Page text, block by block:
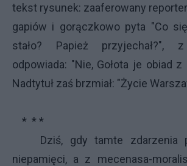
tekst rysunek: zaaferowany
gapiów i gorączkowo pyta "Co
stało? Papież przyjechał?",
odpowiada: "Nie, Gołota je obiad
Nadtytuł zaś brzmiał: "Życie
* * *
Dziś, gdy tamte zdarzenia
niepamięci, a z mecenasa-